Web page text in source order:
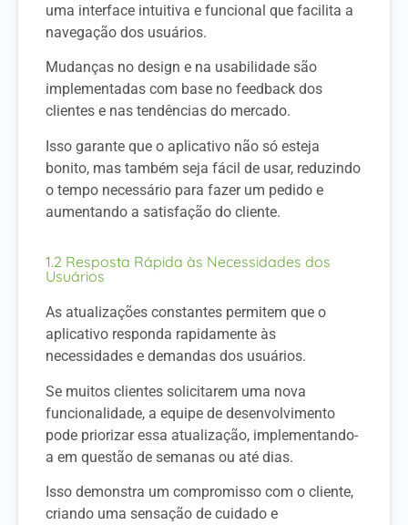
uma interface intuitiva e funcional que facilita a
navegação dos usuários.
Mudanças no design e na usabilidade são
implementadas com base no feedback dos
clientes e nas tendências do mercado.
Isso garante que o aplicativo não só esteja
bonito, mas também seja fácil de usar, reduzindo
o tempo necessário para fazer um pedido e
aumentando a satisfação do cliente.
1.2 Resposta Rápida às Necessidades dos
Usuários
As atualizações constantes permitem que o
aplicativo responda rapidamente às
necessidades e demandas dos usuários.
Se muitos clientes solicitarem uma nova
funcionalidade, a equipe de desenvolvimento
pode priorizar essa atualização, implementando-
a em questão de semanas ou até dias.
Isso demonstra um compromisso com o cliente,
criando uma sensação de cuidado e